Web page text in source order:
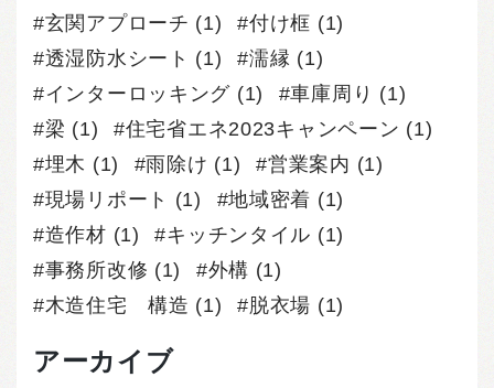
玄関アプローチ (1) 付け框 (1)
透湿防水シート (1) 濡縁 (1)
インターロッキング (1) 車庫周り (1)
梁 (1) 住宅省エネ2023キャンペーン (1)
埋木 (1) 雨除け (1) 営業案内 (1)
現場リポート (1) 地域密着 (1)
造作材 (1) キッチンタイル (1)
事務所改修 (1) 外構 (1)
木造住宅 構造 (1) 脱衣場 (1)
アーカイブ